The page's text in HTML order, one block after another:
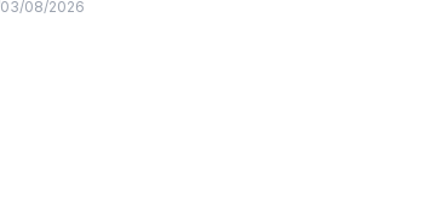
do pagamento de 100% do abono de
03/08/2026